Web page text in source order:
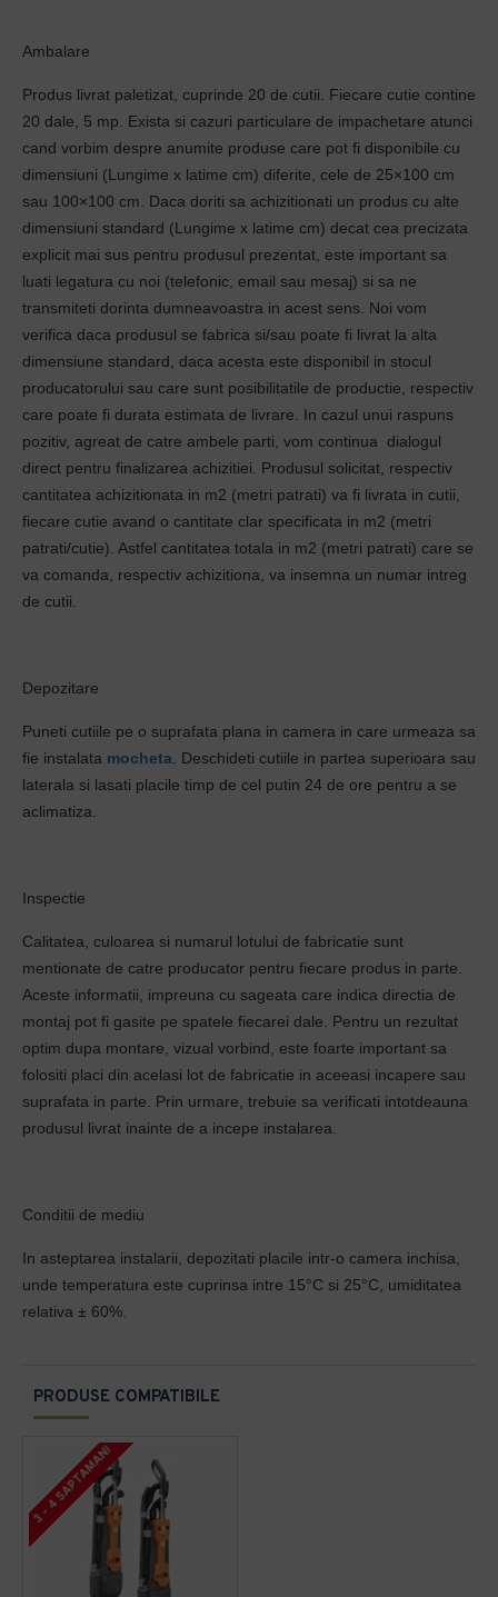
PRODUSE COMPATIBILE
3 - 4 SAPTAMANI
Ambalare
Produs livrat paletizat, cuprinde 20 de cutii. Fiecare cutie contine
20 dale, 5 mp. Exista si cazuri particulare de impachetare atunci
cand vorbim despre anumite produse care pot fi disponibile cu
dimensiuni (Lungime x latime cm) diferite, cele de 25×100 cm
sau 100×100 cm. Daca doriti sa achizitionati un produs cu alte
dimensiuni standard (Lungime x latime cm) decat cea precizata
explicit mai sus pentru produsul prezentat, este important sa
luati legatura cu noi (telefonic, email sau mesaj) si sa ne
transmiteti dorinta dumneavoastra in acest sens. Noi vom
verifica daca produsul se fabrica si/sau poate fi livrat la alta
dimensiune standard, daca acesta este disponibil in stocul
producatorului sau care sunt posibilitatile de productie, respectiv
care poate fi durata estimata de livrare. In cazul unui raspuns
pozitiv, agreat de catre ambele parti, vom continua dialogul
direct pentru finalizarea achizitiei. Produsul solicitat, respectiv
cantitatea achizitionata in m2 (metri patrati) va fi livrata in cutii,
fiecare cutie avand o cantitate clar specificata in m2 (metri
patrati/cutie). Astfel cantitatea totala in m2 (metri patrati) care se
va comanda, respectiv achizitiona, va insemna un numar intreg
de cutii.
Depozitare
Puneti cutiile pe o suprafata plana in camera in care urmeaza sa
fie instalata mocheta. Deschideti cutiile in partea superioara sau
laterala si lasati placile timp de cel putin 24 de ore pentru a se
aclimatiza.
Inspectie
Calitatea, culoarea si numarul lotului de fabricatie sunt
mentionate de catre producator pentru fiecare produs in parte.
Aceste informatii, impreuna cu sageata care indica directia de
montaj pot fi gasite pe spatele fiecarei dale. Pentru un rezultat
optim dupa montare, vizual vorbind, este foarte important sa
folositi placi din acelasi lot de fabricatie in aceeasi incapere sau
suprafata in parte. Prin urmare, trebuie sa verificati intotdeauna
produsul livrat inainte de a incepe instalarea.
Conditii de mediu
In asteptarea instalarii, depozitati placile intr-o camera inchisa,
unde temperatura este cuprinsa intre 15°C si 25°C, umiditatea
relativa ± 60%.